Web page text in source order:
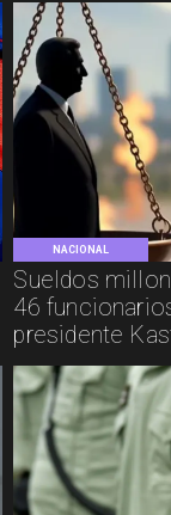
NACIONAL
Sueldos
46
presidente